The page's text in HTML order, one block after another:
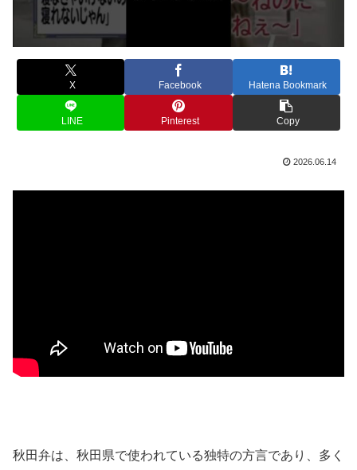
X Facebook Hatena Bookmark
LINE Pinterest Copy
2026.06.14
秋田弁は、秋田県で使われている独特の方言であり、多く